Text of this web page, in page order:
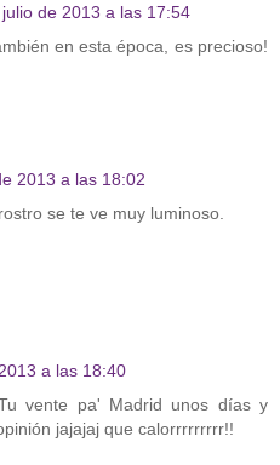
de 2013 a las 17:54
en esta época, es precioso!
2013 a las 18:02
se te ve muy luminoso.
a las 18:40
vente pa' Madrid unos días y
jajajaj que calorrrrrrrrr!!